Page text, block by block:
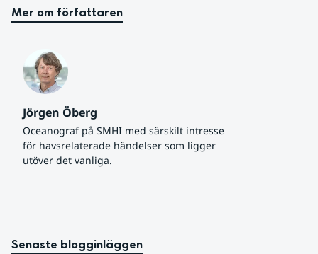
Mer om författaren
Jörgen Öberg
Oceanograf på SMHI med särskilt intresse
för havsrelaterade händelser som ligger
utöver det vanliga.
Senaste blogginläggen